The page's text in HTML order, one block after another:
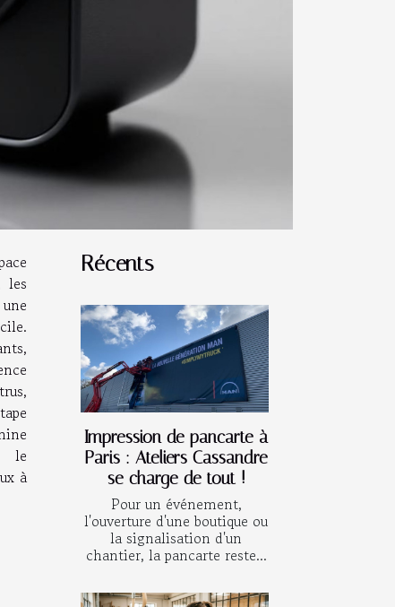
les
le
à
Récents
Impression de pancarte à
Paris : Ateliers Cassandre
se charge de tout !
Pour un événement,
l'ouverture d'une boutique ou
la signalisation d'un
chantier, la pancarte reste...